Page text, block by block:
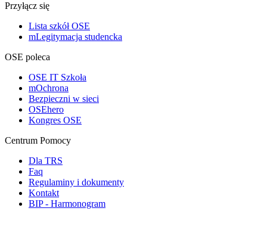
Przyłącz się
Lista szkół OSE
mLegitymacja studencka
OSE poleca
OSE IT Szkoła
mOchrona
Bezpieczni w sieci
OSEhero
Kongres OSE
Centrum Pomocy
Dla TRS
Faq
Regulaminy i dokumenty
Kontakt
BIP - Harmonogram